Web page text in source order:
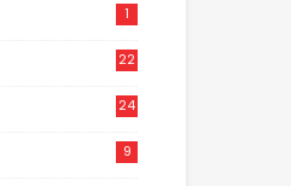
1
22
24
9